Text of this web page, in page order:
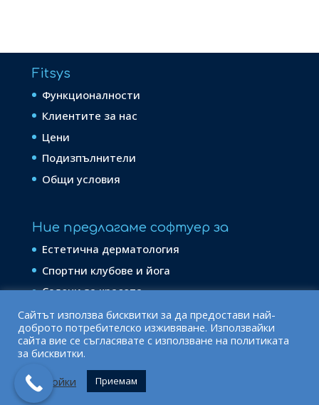
Fitsys
Функционалности
Клиентите за нас
Цени
Подизпълнители
Общи условия
Ние предлагаме софтуер за
Естетична дерматология
Спортни клубове и йога
Салони за красота
Последвай ни в
Сайтът използва бисквитки за да предостави най-
доброто потребителско изживяване. Използвайки
сайта вие се съгласявате с използване на политиката
за бисквитки.
Настройки
Приемам